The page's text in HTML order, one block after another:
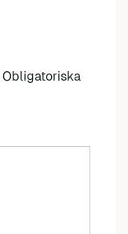
Obligatoriska